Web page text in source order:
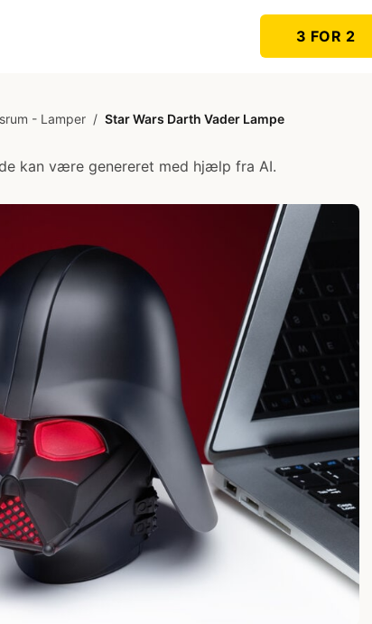
3 FOR 2
- Lamper / Star Wars Darth Vader Lampe
kan være genereret med hjælp fra AI.